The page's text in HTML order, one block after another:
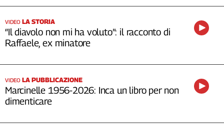
VIDEO LA STORIA
“Il diavolo non mi ha voluto”: il racconto di
Raffaele, ex minatore
VIDEO LA PUBBLICAZIONE
Marcinelle 1956-2026: Inca un libro per non
dimenticare